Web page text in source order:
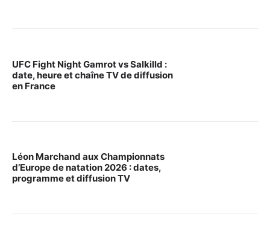
UFC Fight Night Gamrot vs Salkilld :
date, heure et chaîne TV de diffusion
en France
Léon Marchand aux Championnats
d’Europe de natation 2026 : dates,
programme et diffusion TV